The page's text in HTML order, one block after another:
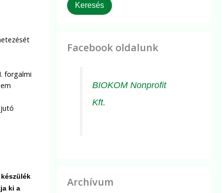
forgalmi
ki a
Keresés
Facebook oldalunk
BIOKOM Nonprofit
Kft.
Archívum